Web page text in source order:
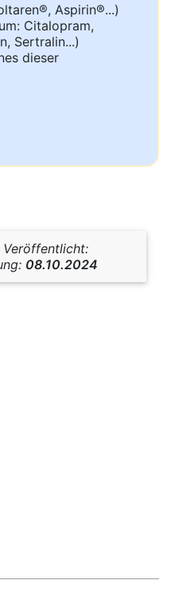
Aspirin®...)
Citalopram,
Sertralin...)
dieser
Veröffentlicht:
08.10.2024